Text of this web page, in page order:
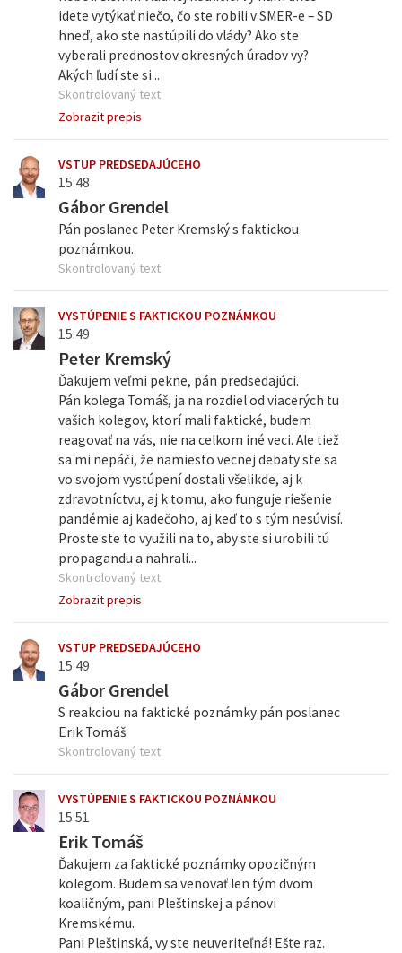
idete vytýkať niečo, čo ste robili v SMER-e – SD
hneď, ako ste nastúpili do vlády? Ako ste
vyberali prednostov okresných úradov vy?
Akých ľudí ste si...
Skontrolovaný text
Zobrazit prepis
VSTUP PREDSEDAJÚCEHO
15:48
Gábor Grendel
Pán poslanec Peter Kremský s faktickou
poznámkou.
Skontrolovaný text
VYSTÚPENIE S FAKTICKOU POZNÁMKOU
15:49
Peter Kremský
Ďakujem veľmi pekne, pán predsedajúci.
Pán kolega Tomáš, ja na rozdiel od viacerých tu
vašich kolegov, ktorí mali faktické, budem
reagovať na vás, nie na celkom iné veci. Ale tiež
sa mi nepáči, že namiesto vecnej debaty ste sa
vo svojom vystúpení dostali všelikde, aj k
zdravotníctvu, aj k tomu, ako funguje riešenie
pandémie aj kadečoho, aj keď to s tým nesúvisí.
Proste ste to využili na to, aby ste si urobili tú
propagandu a nahrali...
Skontrolovaný text
Zobrazit prepis
VSTUP PREDSEDAJÚCEHO
15:49
Gábor Grendel
S reakciou na faktické poznámky pán poslanec
Erik Tomáš.
Skontrolovaný text
VYSTÚPENIE S FAKTICKOU POZNÁMKOU
15:51
Erik Tomáš
Ďakujem za faktické poznámky opozičným
kolegom. Budem sa venovať len tým dvom
koaličným, pani Pleštinskej a pánovi
Kremskému.
Pani Pleštinská, vy ste neuveriteľná! Ešte raz.